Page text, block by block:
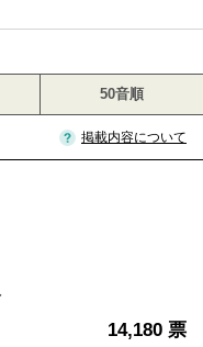
50音順
掲載内容について
14,180 票